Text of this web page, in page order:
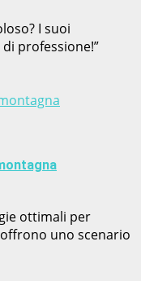
I suoi
professione!”
ottimali per
uno scenario